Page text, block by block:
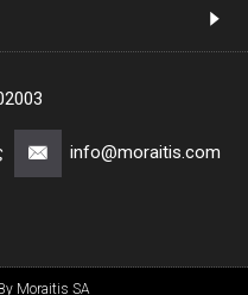
info@moraitis.com
Moraitis SA